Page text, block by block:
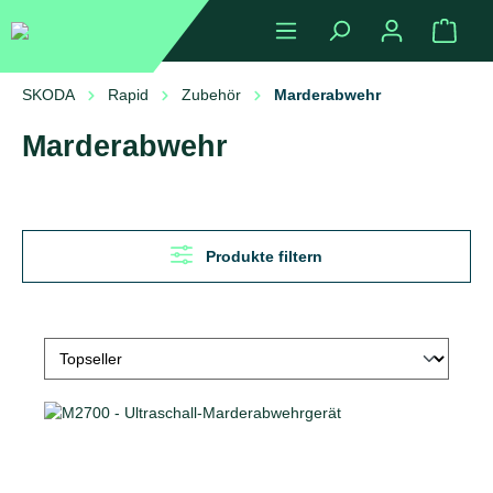
springen
SKODA Rapid Zubehör Marderabwehr
Marderabwehr
Produkte filtern